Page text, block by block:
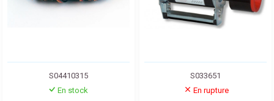
S04410315
En stock
S033651
En rupture